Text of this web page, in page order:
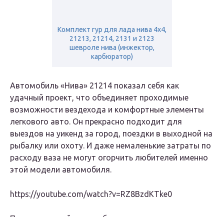
Комплект гур для лада нива 4х4,
21213, 21214, 2131 и 2123
шевроле нива (инжектор,
карбюратор)
Автомобиль «Нива» 21214 показал себя как
удачный проект, что объединяет проходимые
возможности вездехода и комфортные элементы
легкового авто. Он прекрасно подходит для
выездов на уикенд за город, поездки в выходной на
рыбалку или охоту. И даже немаленькие затраты по
расходу ваза не могут огорчить любителей именно
этой модели автомобиля.
https://youtube.com/watch?v=RZ8BzdKTke0